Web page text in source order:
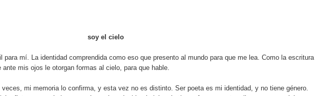
soy el cielo
para mí. La identidad comprendida como eso que presento al mundo para que me lea. Como la escritura
mis ojos le otorgan formas al cielo, para que hable.
mi memoria lo confirma, y esta vez no es distinto. Ser poeta es mi identidad, y no tiene género.